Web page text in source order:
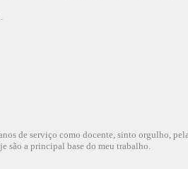
de serviço como docente, sinto orgulho,
são a principal base do meu trabalho.